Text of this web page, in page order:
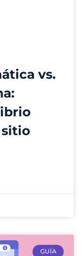
vs.
sitio
GUÍA